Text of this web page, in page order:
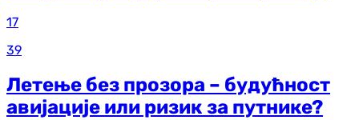
17
39
Летење без прозора – будућност
авијације или ризик за путнике?